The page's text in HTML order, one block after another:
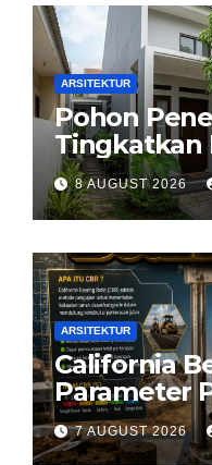
ARSITEKTUR
Pohon
Tingkatkan
Arsitektur
8 AUGUST 2026
ARSITEKTUR
California
Parameter
Tanah
7 AUGUST 2026